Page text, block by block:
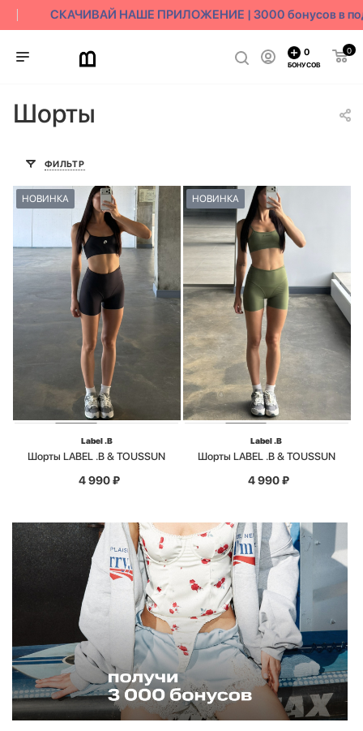
СКАЧИВАЙ НАШЕ ПРИЛОЖЕНИЕ | 3000 бонусов в
0
0
БОНУСОВ
Шорты
ФИЛЬТР
НОВИНКА
Label .B
Шорты LABEL .B & TOUSSUN
4 990₽
НОВИНКА
Label .B
Шорты LABEL .B & TOUSSUN
4 990₽